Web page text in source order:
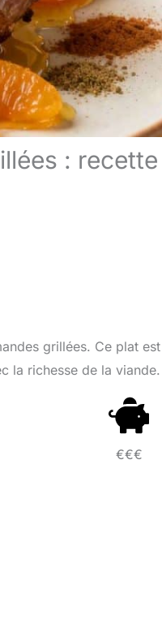
: recette
grillées. Ce plat est
la richesse de la viande.
€€€